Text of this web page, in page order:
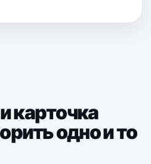
карточка
одно и то